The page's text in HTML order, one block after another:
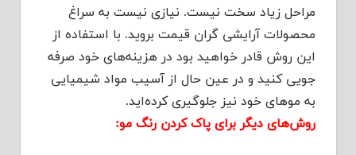
مراحل زیاد سخت نیست. نیازی نیست به سراغ
محصولات آرایشی گران قیمت بروید. با استفاده از
این روش قادر خواهید بود در هزینه‌های خود صرفه
جویی کنید و در عین حال از آسیب مواد شیمیایی
به موهای خود نیز جلوگیری کرده‌اید.
روش‌های دیگر برای پاک کردن رنگ مو: